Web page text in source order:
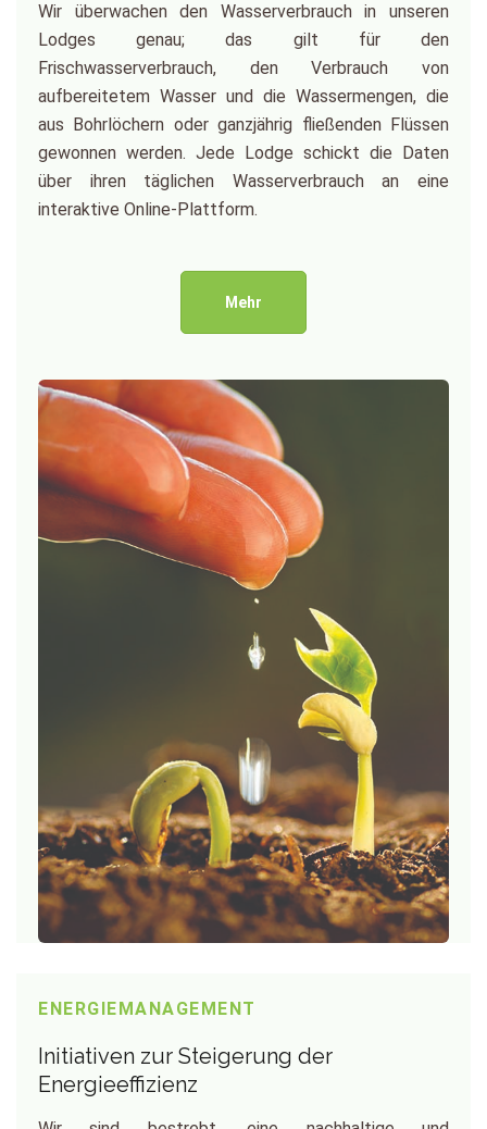
Wir überwachen den Wasserverbrauch in unseren
Lodges genau; das gilt für den
Frischwasserverbrauch, den Verbrauch von
aufbereitetem Wasser und die Wassermengen, die
aus Bohrlöchern oder ganzjährig fließenden Flüssen
gewonnen werden. Jede Lodge schickt die Daten
über ihren täglichen Wasserverbrauch an eine
interaktive Online-Plattform.
Mehr
ENERGIEMANAGEMENT
Initiativen zur Steigerung der
Energieeffizienz